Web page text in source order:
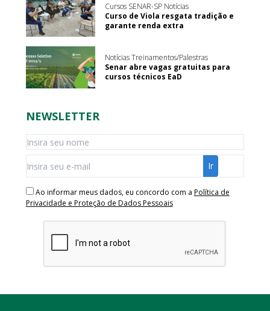
Cursos SENAR-SP Notícias
Curso de Viola resgata tradição e
garante renda extra
Notícias Treinamentos/Palestras
Senar abre vagas gratuitas para
cursos técnicos EaD
NEWSLETTER
Ao informar meus dados, eu concordo com a Política de
Privacidade e Proteção de Dados Pessoais